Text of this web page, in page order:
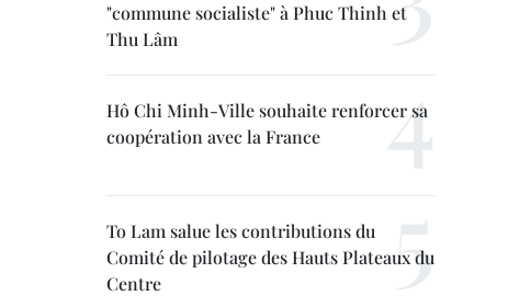
"commune socialiste" à Phuc Thinh et
Thu Lâm
Hô Chi Minh-Ville souhaite renforcer sa
coopération avec la France
To Lam salue les contributions du
Comité de pilotage des Hauts Plateaux du
Centre